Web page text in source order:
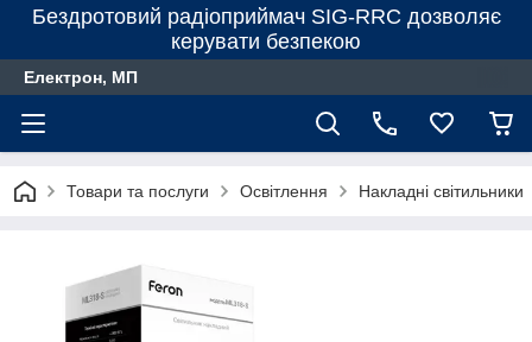
Бездротовий радіоприймач SIG-RRC дозволяє
керувати безпекою
Електрон, МП
Товари та послуги Освітлення Накладні світильники